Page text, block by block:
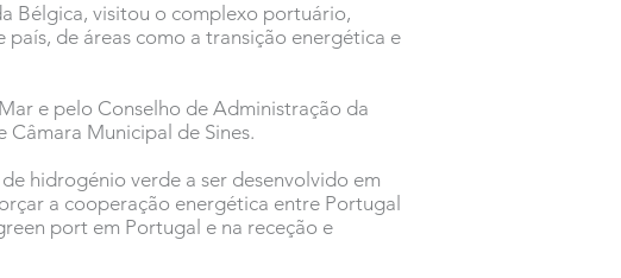
Bélgica, visitou o complexo portuário,
de áreas como a transição energética e
e pelo Conselho de Administração da
Câmara Municipal de Sines.
hidrogénio verde a ser desenvolvido em
a cooperação energética entre Portugal
port em Portugal e na receção e